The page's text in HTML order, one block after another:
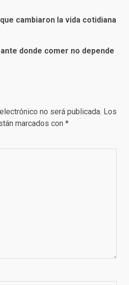
cambiaron la vida cotidiana
donde comer no depende
no será publicada. Los
marcados con *